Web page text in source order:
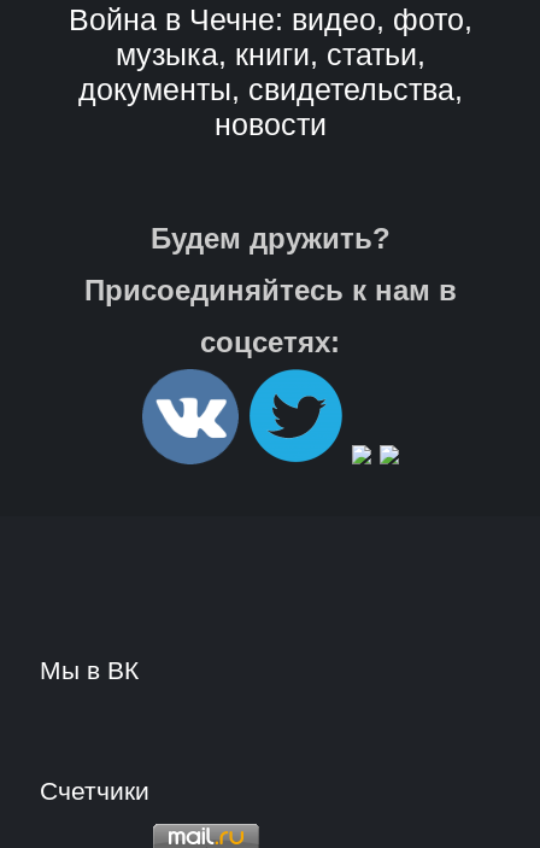
Война в Чечне: видео, фото,
музыка, книги, статьи,
документы, свидетельства,
новости
Будем дружить?
Присоединяйтесь к нам в
соцсетях:
Мы в ВК
Счетчики